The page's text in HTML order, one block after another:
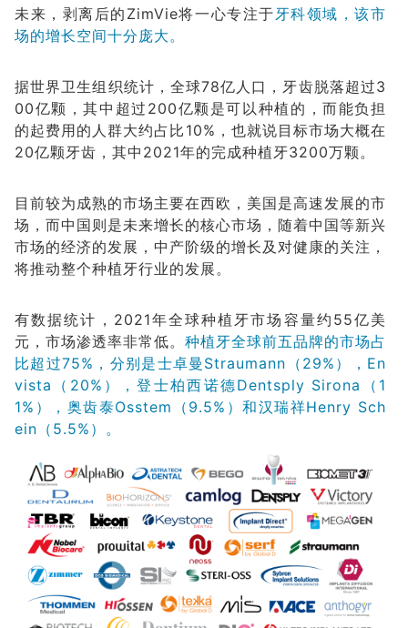
未来，剥离后的ZimVie将一心专注于牙科领域，该市
场的增长空间十分庞大。
据世界卫生组织统计，全球78亿人口，牙齿脱落超过3
00亿颗，其中超过200亿颗是可以种植的，而能负担
的起费用的人群大约占比10%，也就说目标市场大概在
20亿颗牙齿，其中2021年的完成种植牙3200万颗。
目前较为成熟的市场主要在西欧，美国是高速发展的市
场，而中国则是未来增长的核心市场，随着中国等新兴
市场的经济的发展，中产阶级的增长及对健康的关注，
将推动整个种植牙行业的发展。
有数据统计，2021年全球种植牙市场容量约55亿美
元，市场渗透率非常低。 种植牙全球前五品牌的市场占
比超过75%，分别是士卓曼Straumann（29%），En
vista（20%），登士柏西诺德Dentsply Sirona（1
1%），奥齿泰Osstem（9.5%）和汉瑞祥Henry Sch
ein（5.5%）。